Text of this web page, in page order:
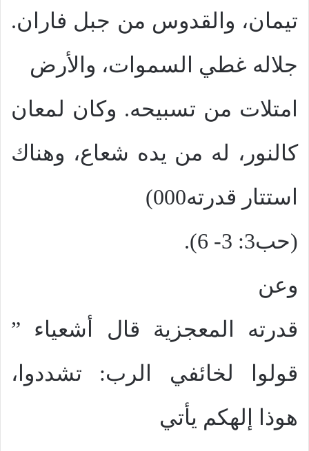
تيمان، والقدوس من جبل فاران.
جلاله غطي السموات، والأرض
امتلات من تسبيحه. وكان لمعان
كالنور، له من يده شعاع، وهناك
استتار قدرته000)
(حب3: 3- 6).
وعن
قدرته المعجزية قال أشعياء ”
قولوا لخائفي الرب: تشددوا،
هوذا إلهكم يأتي